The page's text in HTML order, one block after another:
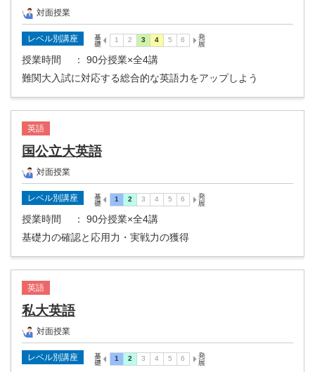
対面授業
レベル別講座
授業時間
： 90分授業×全4講
難関大入試に対応する総合的な英語力をアップしよう
英語
国公立大英語
対面授業
レベル別講座
授業時間
： 90分授業×全4講
基礎力の確認と応用力・実戦力の獲得
英語
私大英語
対面授業
レベル別講座